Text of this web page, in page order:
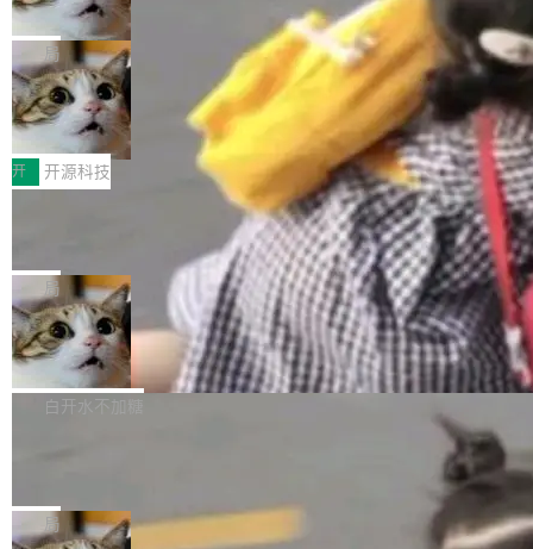
（<a href="https://bugzilla.mozilla.org/show_
bug.cgi?id=204...
orkers 跑了十年 Isolate。用 CEO Matthew Pri
nce 的话说：「我们一生都在用 Isolate 运行代
码，而 AI Agent 不需要容器，它们需要的是 Iso
late。」 容器为什么不合适 容器的问题在于启动
和销毁都太重了。一个 Agent 要执行的任务可能
只需要几毫秒的 CPU 时间，但容器从冷启动到
就绪要花数秒。如果未来有十...
诉讼，称“Apple is getting this wron
g”
上个月，苹果一纸诉状把 OpenAI 告上法庭，指
控其挖角苹果前员工并窃取商业秘密。苹果的诉
状把 OpenAI 描述成一个系统性地从前东家挖
人、套取机密信息的对手。 OpenAI 没发律师
函，也没选择庭外沉默。它在官网贴了一篇博
文，标题只有六个字：Apple is getting this wro
ng。 然后，它把邮件往来和 iMessage 聊天记
录全贴了出来。 他发错人了 苹果外部律师 Gabr
iel Gross 来自 Weil 律所，2 月 23 日下午 5:53
给 OpenAI 总法律顾问 Che Chang 发了封邮
件，附了一封长信，要求 OpenAI 配合调查前苹
果员工带走机密信...
局
HUAWEI MatePad Edge上架WorkBu
ddy鸿蒙PC版，说话就能干活的AI办公
搭子
全能AI工作台WorkBuddy鸿蒙PC版上架HUAWE
I MatePad Edge应用市场，直接下载即可使
用，与鸿蒙电脑上的体验一致。值得一提的是，
这是目前市面上唯一支持平板接入WorkBuddy P
C版的产品，搭载“人机双写”重磅功能——你写
你的，AI写AI的，同屏协作互不干扰。一句话让
AI帮你干活，现在开启全新体验！ 温馨提示：
体验WorkBuddy鸿蒙PC版前，请将 HUAWEI M
atePad Edge 升级至 HarmonyOS 6.1.0.135S
P9 patch03及以上版本。 *升级路径：设置 > 搜
开 开源科技
FFmpeg 9.0 发布：代号“Lei”，以此纪
全球知名开源多媒体框架 FFmpeg 今天正式发
布了 9.0 版本。这个版本除了带来新一代音视频
处理能力和硬件加速支持之外，还有一个特殊之
处：FFmpeg 9.0 的代号是“Lei”。 这个名字，
来自中国开发者雷霄骅（Lei Xiaohua）。 对于
很多中国音视频开发者而言，这个名字并不陌
“启蒙老师”。 而今年，恰好是雷霄骅离世十周
年。FFmpeg 社区最终选择用一个大版本的名
局
亚马逊成本失控：AI 写代码烧掉 1215
万元，超预算 860%
外媒近日曝光了亚马逊的多份内部报告显示，AI
导致公司在多个项目上超支。《金融时报》报道
编写程序，目标是完成电商平台作者信息与商品
列表的数据匹配 —— 一项常规的数据处理任
白开水不加糖
e CEO Clément Delangue 在 CNBC 的采访里
局